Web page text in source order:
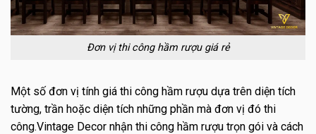
Đơn vị thi công hầm rượu giá rẻ
Một số đơn vị tính giá thi công hầm rượu dựa trên diện tích
tường, trần hoặc diện tích những phần mà đơn vị đó thi
công.Vintage Decor nhận thi công hầm rượu trọn gói và cách